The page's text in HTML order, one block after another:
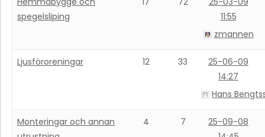
spegelsliping
11:55
zmannen
Ljusföroreningar 12 33
25-06-09
14:27
Hans
Monteringar och annan
4 7
25-09-08